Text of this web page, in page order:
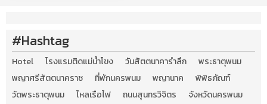
#Hashtag
Hotel โรงแรมติดแม่น้ำโขง วันสัตตนาคารำลึก
พระธาตุพนม
พญาศรีสัตตนาคราช
ที่พักนครพนม พญานาค
พิพิธภัณฑ์
วัดพระธาตุพนม
ไหลเรือไฟ ถนนสุนทรวิจิตร
จังหวัดนครพนม